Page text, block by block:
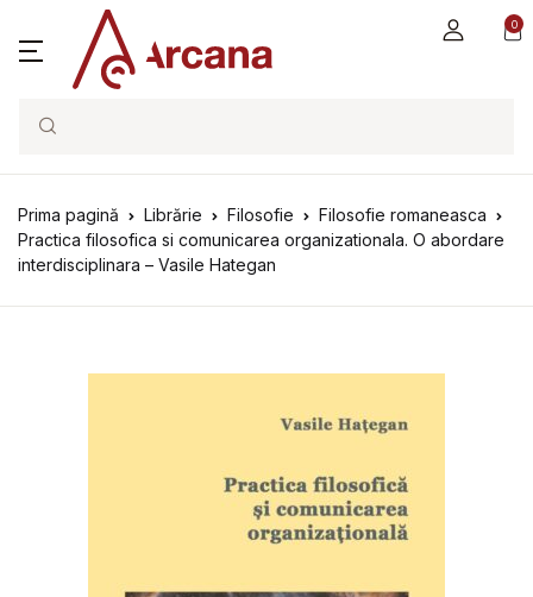
0
Search
Prima pagină Librărie Filosofie
Filosofie romaneasca
Practica filosofica si comunicarea organizationala. O abordare
interdisciplinara – Vasile Hategan